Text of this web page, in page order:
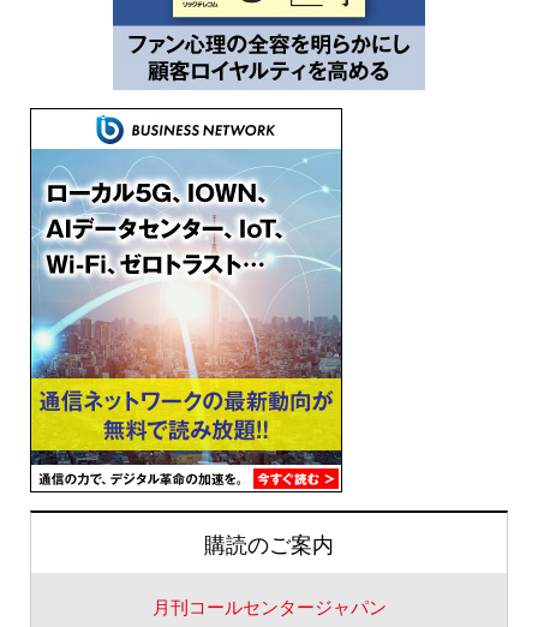
購読のご案内
月刊コールセンタージャパン